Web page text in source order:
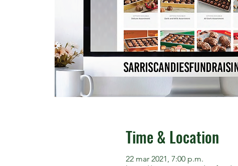
Time & Location
22 mar 2021, 7:00 p.m.